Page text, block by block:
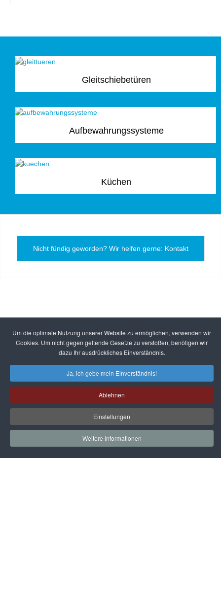
Gleitschiebetüren
Aufbewahrungssysteme
Küchen
Nicht fündig geworden? Wir helfen gerne: Kontakt
Um die optimale Nutzung unserer Website zu ermöglichen, verwenden wir
Cookies. Um nicht gegen geltende Gesetze zu verstoßen, benötigen wir
dazu Ihr ausdrückliches Einverständnis.
Ja, ich gebe mein Einverständnis!
Ablehnen
Einstellungen
Weitere Informationen